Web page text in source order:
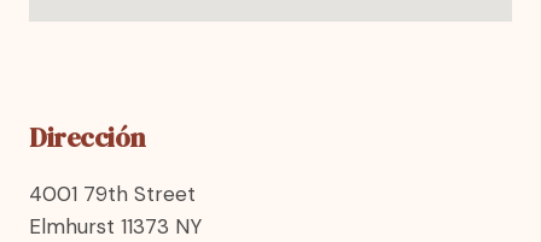
Dirección
4001 79th Street
Elmhurst 11373 NY